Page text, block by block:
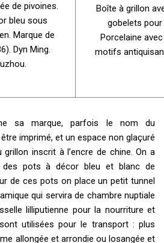
de pivoines.
bleu sous
Marque de
Dyn Ming.
Boîte à grillon
gobelets pour
Porcelaine
motifs
sa marque, parfois le nom du
imprimé, et un espace non glaçuré
inscrit à l’encre de chine. On a
des pots à décor bleu et blanc de
de ces pots on place un petit tunnel
qui servira de chambre nuptiale
lilliputienne pour la nourriture et
utilisées pour le transport : plus
allongée et arrondie ou losangée et